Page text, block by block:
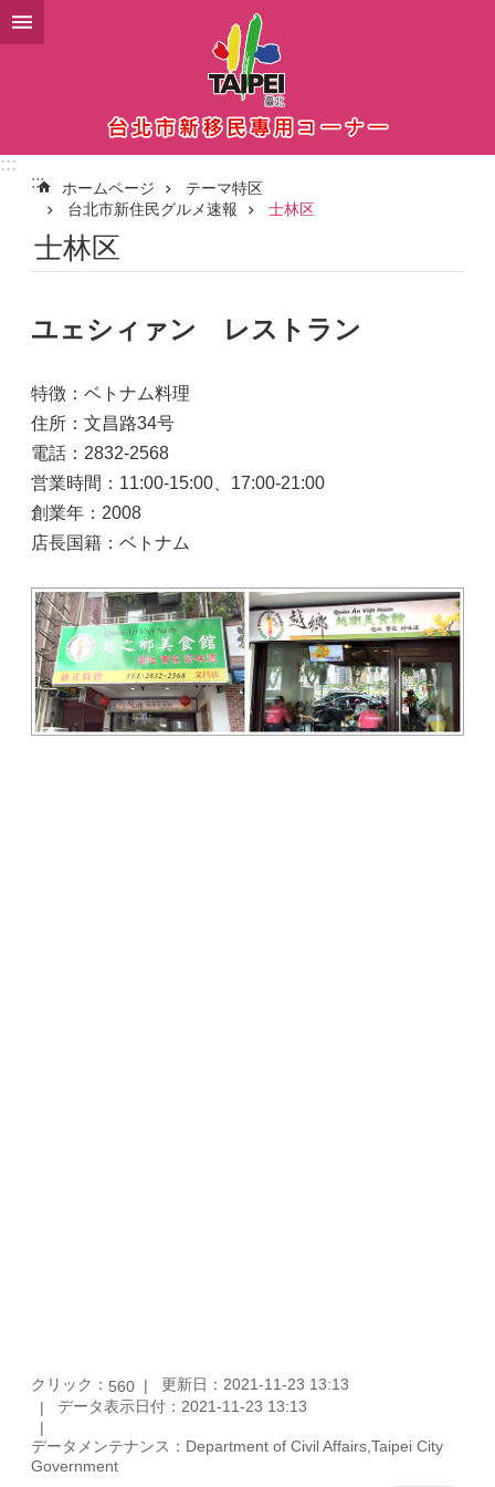
メインコンテンツブロックにスキップ
:::
:::
ホームページ
テーマ特区
台北市新住民グルメ速報
士林区
士林区
ユェシィァン レストラン
特徴：ベトナム料理
住所：文昌路34号
電話：2832-2568
営業時間：11:00-15:00、17:00-21:00
創業年：2008
店長国籍：ベトナム
クリック： 560
更新日：2021-11-23 13:13
データ表示日付：2021-11-23 13:13
データメンテナンス：Department of Civil Affairs,Taipei City
Government